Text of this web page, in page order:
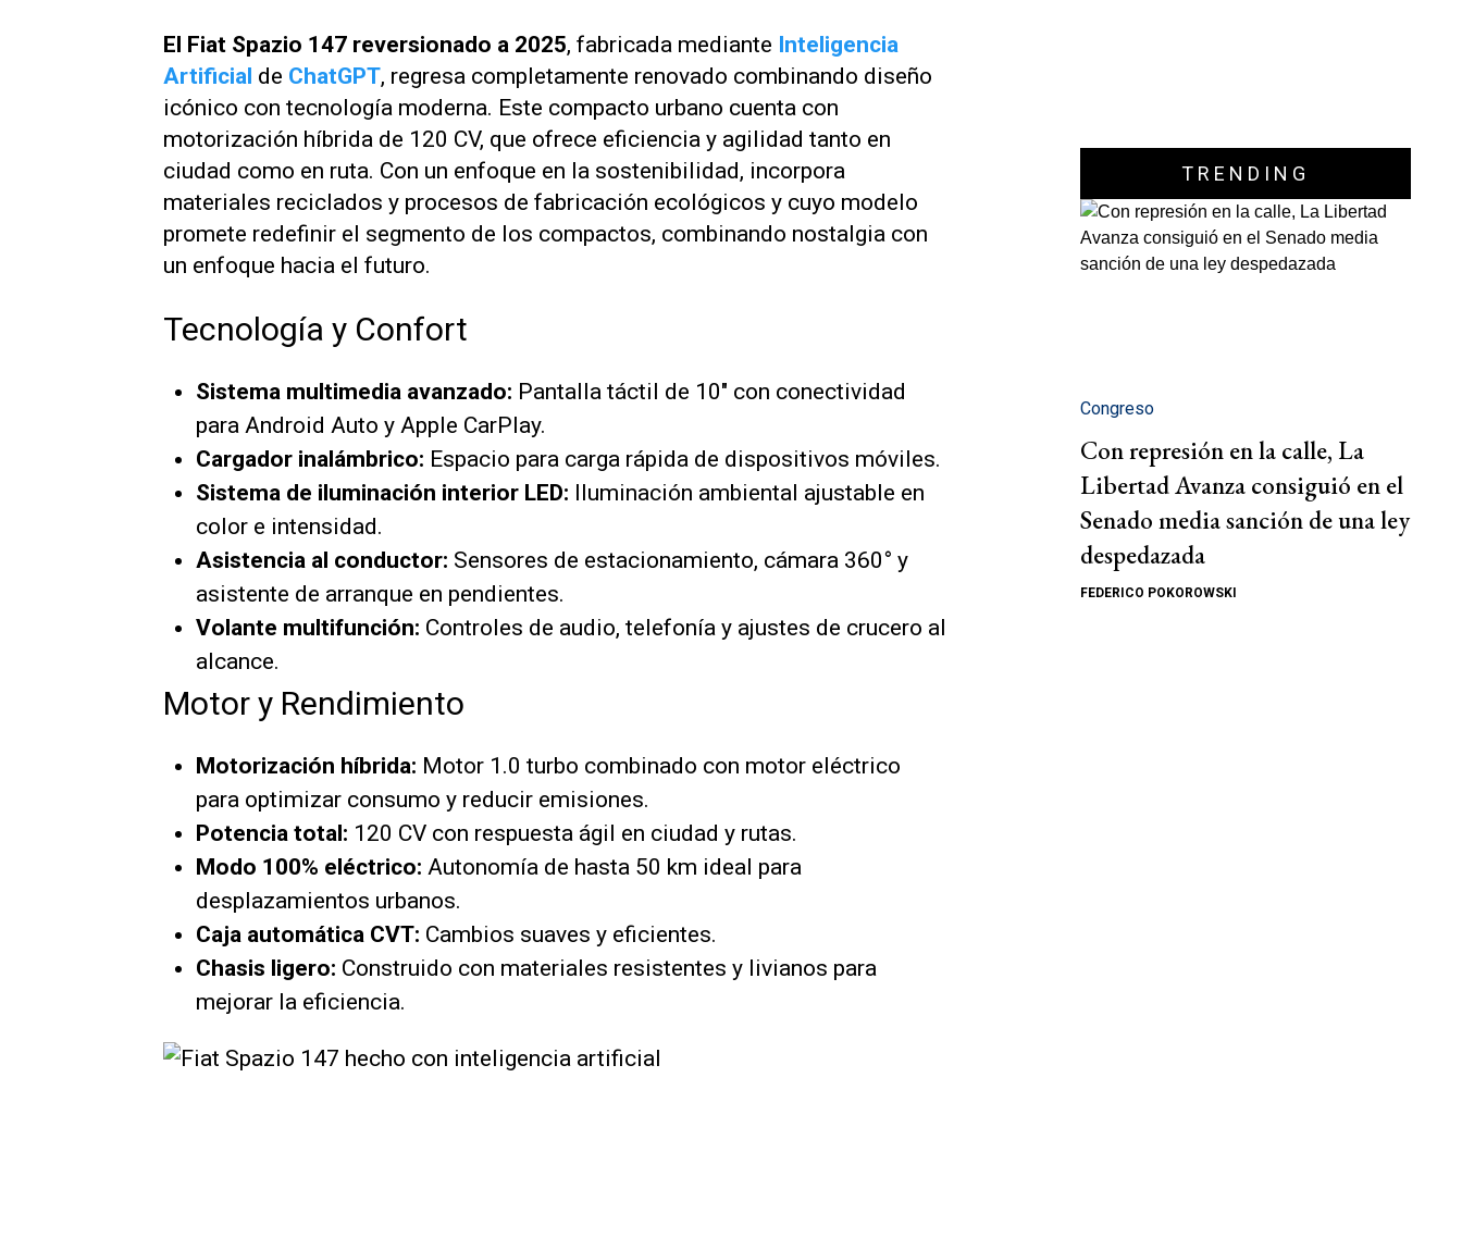
El Fiat Spazio 147 reversionado a 2025, fabricada mediante Inteligencia
Artificial de ChatGPT, regresa completamente renovado combinando diseño
icónico con tecnología moderna. Este compacto urbano cuenta con
motorización híbrida de 120 CV, que ofrece eficiencia y agilidad tanto en
ciudad como en ruta. Con un enfoque en la sostenibilidad, incorpora
materiales reciclados y procesos de fabricación ecológicos y cuyo modelo
promete redefinir el segmento de los compactos, combinando nostalgia con
un enfoque hacia el futuro.
Tecnología y Confort
Sistema multimedia avanzado: Pantalla táctil de 10" con conectividad
para Android Auto y Apple CarPlay.
Cargador inalámbrico: Espacio para carga rápida de dispositivos móviles.
Sistema de iluminación interior LED: Iluminación ambiental ajustable en
color e intensidad.
Asistencia al conductor: Sensores de estacionamiento, cámara 360° y
asistente de arranque en pendientes.
Volante multifunción: Controles de audio, telefonía y ajustes de crucero al
alcance.
Motor y Rendimiento
Motorización híbrida: Motor 1.0 turbo combinado con motor eléctrico
para optimizar consumo y reducir emisiones.
Potencia total: 120 CV con respuesta ágil en ciudad y rutas.
Modo 100% eléctrico: Autonomía de hasta 50 km ideal para
desplazamientos urbanos.
Caja automática CVT: Cambios suaves y eficientes.
Chasis ligero: Construido con materiales resistentes y livianos para
mejorar la eficiencia.
TRENDING
Congreso
Con represión en la calle, La
Libertad Avanza consiguió en el
Senado media sanción de una ley
despedazada
FEDERICO POKOROWSKI